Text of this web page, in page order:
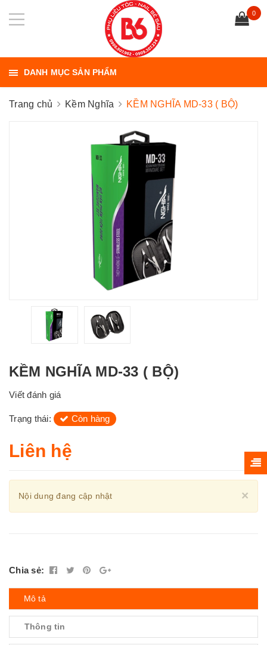
0
DANH MỤC SẢN PHẨM
Trang chủ Kềm Nghĩa KỀM NGHĨA MD-33 ( BỘ)
KỀM NGHĨA MD-33 ( BỘ)
Viết đánh giá
Trạng thái: Còn hàng
Liên hệ
×
Nội dung đang cập nhật
Chia sẻ:
Mô tả
Thông tin